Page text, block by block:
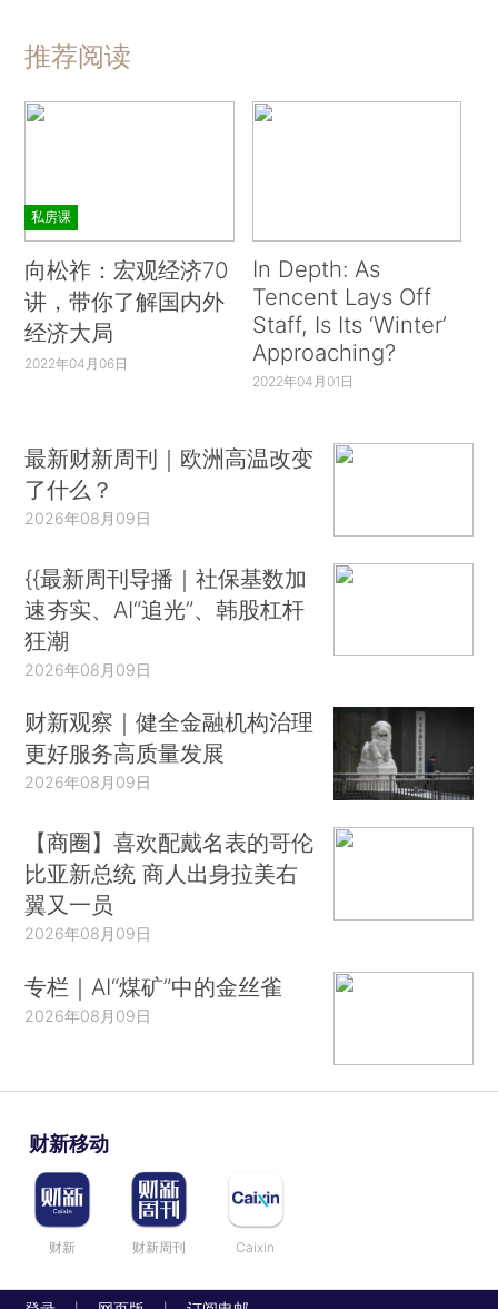
推荐阅读
私房课
向松祚：宏观经济70
讲，带你了解国内外
经济大局
2022年04月06日
In Depth: As
Tencent Lays Off
Staff, Is Its ‘Winter’
Approaching?
2022年04月01日
最新财新周刊｜欧洲高温改变
了什么？
2026年08月09日
{{最新周刊导播｜社保基数加
速夯实、AI“追光”、韩股杠杆
狂潮
2026年08月09日
财新观察｜健全金融机构治理
更好服务高质量发展
2026年08月09日
【商圈】喜欢配戴名表的哥伦
比亚新总统 商人出身拉美右
翼又一员
2026年08月09日
专栏｜AI“煤矿”中的金丝雀
2026年08月09日
财新移动
财新 财新周刊 Caixin